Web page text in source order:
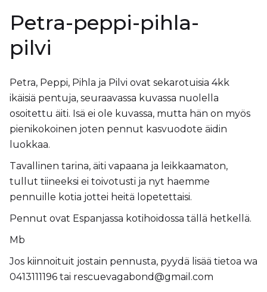
Petra-peppi-pihla-
pilvi
Petra, Peppi, Pihla ja Pilvi ovat sekarotuisia 4kk
ikäisiä pentuja, seuraavassa kuvassa nuolella
osoitettu äiti. Isä ei ole kuvassa, mutta hän on myös
pienikokoinen joten pennut kasvuodote äidin
luokkaa.
Tavallinen tarina, äiti vapaana ja leikkaamaton,
tullut tiineeksi ei toivotusti ja nyt haemme
pennuille kotia jottei heitä lopetettaisi.
Pennut ovat Espanjassa kotihoidossa tällä hetkellä.
Mb
Jos kiinnoituit jostain pennusta, pyydä lisää tietoa wa
0413111196 tai rescuevagabond@gmail.com